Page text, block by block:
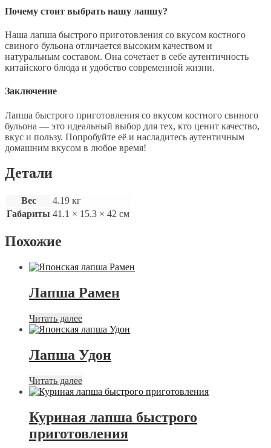
Почему стоит выбрать нашу лапшу?
Наша лапша быстрого приготовления со вкусом костного
свиного бульона отличается высоким качеством и
натуральным составом. Она сочетает в себе аутентичность
китайского блюда и удобство современной жизни.
Заключение
Лапша быстрого приготовления со вкусом костного свиного
бульона — это идеальный выбор для тех, кто ценит качество,
вкус и пользу. Попробуйте её и насладитесь аутентичным
домашним вкусом в любое время!
Детали
Вес
4.19 кг
Габариты 41.1 × 15.3 × 42 см
Похожие
Лапша Рамен
Читать далее
Лапша Удон
Читать далее
Куриная лапша быстрого
приготовления